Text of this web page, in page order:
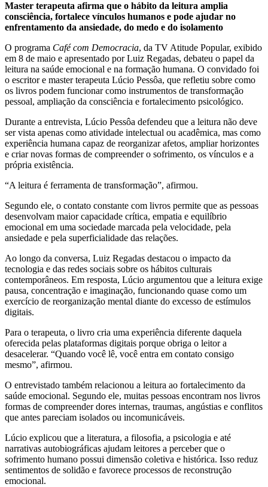
Master terapeuta afirma que o hábito da leitura amplia
consciência, fortalece vínculos humanos e pode ajudar no
enfrentamento da ansiedade, do medo e do isolamento
O programa Café com Democracia, da TV Atitude Popular, exibido
em 8 de maio e apresentado por Luiz Regadas, debateu o papel da
leitura na saúde emocional e na formação humana. O convidado foi
o escritor e master terapeuta Lúcio Pessôa, que refletiu sobre como
os livros podem funcionar como instrumentos de transformação
pessoal, ampliação da consciência e fortalecimento psicológico.
Durante a entrevista, Lúcio Pessôa defendeu que a leitura não deve
ser vista apenas como atividade intelectual ou acadêmica, mas como
experiência humana capaz de reorganizar afetos, ampliar horizontes
e criar novas formas de compreender o sofrimento, os vínculos e a
própria existência.
“A leitura é ferramenta de transformação”, afirmou.
Segundo ele, o contato constante com livros permite que as pessoas
desenvolvam maior capacidade crítica, empatia e equilíbrio
emocional em uma sociedade marcada pela velocidade, pela
ansiedade e pela superficialidade das relações.
Ao longo da conversa, Luiz Regadas destacou o impacto da
tecnologia e das redes sociais sobre os hábitos culturais
contemporâneos. Em resposta, Lúcio argumentou que a leitura exige
pausa, concentração e imaginação, funcionando quase como um
exercício de reorganização mental diante do excesso de estímulos
digitais.
Para o terapeuta, o livro cria uma experiência diferente daquela
oferecida pelas plataformas digitais porque obriga o leitor a
desacelerar. “Quando você lê, você entra em contato consigo
mesmo”, afirmou.
O entrevistado também relacionou a leitura ao fortalecimento da
saúde emocional. Segundo ele, muitas pessoas encontram nos livros
formas de compreender dores internas, traumas, angústias e conflitos
que antes pareciam isolados ou incomunicáveis.
Lúcio explicou que a literatura, a filosofia, a psicologia e até
narrativas autobiográficas ajudam leitores a perceber que o
sofrimento humano possui dimensão coletiva e histórica. Isso reduz
sentimentos de solidão e favorece processos de reconstrução
emocional.